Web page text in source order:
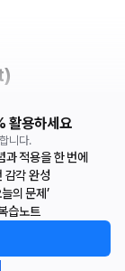
활용하세요
니다.
적용을 한 번에
감각 완성
의 문제’
습노트